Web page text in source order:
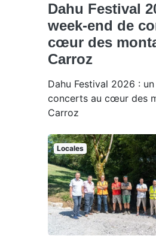
Dahu Festival
week-end de
cœur des
Carroz
Dahu Festival 2026 :
concerts au cœur des
Carroz
Locales